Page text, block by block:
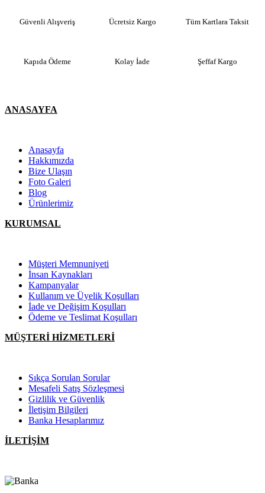
Güvenli Alışveriş Ücretsiz Kargo Tüm Kartlara Taksit
Kapıda Ödeme Kolay İade Şeffaf Kargo
ANASAYFA
Anasayfa
Hakkımızda
Bize Ulaşın
Foto Galeri
Blog
Ürünlerimiz
KURUMSAL
Müşteri Memnuniyeti
İnsan Kaynakları
Kampanyalar
Kullanım ve Üyelik Koşulları
İade ve Değişim Koşulları
Ödeme ve Teslimat Koşulları
MÜŞTERİ HİZMETLERİ
Sıkça Sorulan Sorular
Mesafeli Satış Sözleşmesi
Gizlilik ve Güvenlik
İletişim Bilgileri
Banka Hesaplarımız
İLETİŞİM